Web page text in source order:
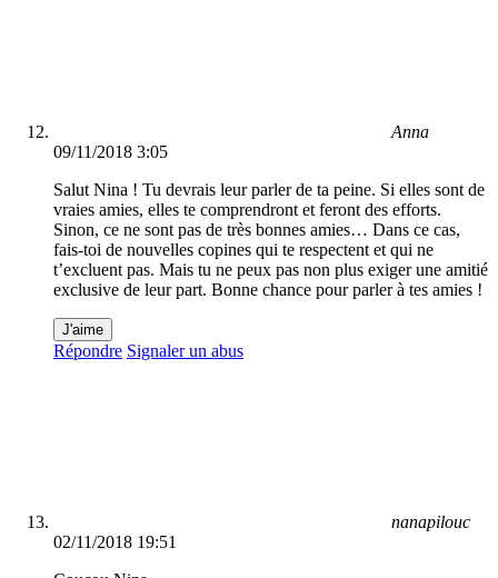
Anna
09/11/2018 3:05
Salut Nina ! Tu devrais leur parler de ta peine. Si elles sont de
vraies amies, elles te comprendront et feront des efforts.
Sinon, ce ne sont pas de très bonnes amies… Dans ce cas,
fais-toi de nouvelles copines qui te respectent et qui ne
t’excluent pas. Mais tu ne peux pas non plus exiger une amitié
exclusive de leur part. Bonne chance pour parler à tes amies !
J'aime
Répondre Signaler un abus
nanapilouc
02/11/2018 19:51